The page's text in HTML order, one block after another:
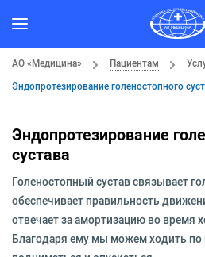
АО «Медицина» Пациентам
Эндопротезирование голеностопного
Эндопротезирование
сустава
Голеностопный сустав связывает
обеспечивает правильность
отвечает за амортизацию во время
Благодаря ему мы можем ходить